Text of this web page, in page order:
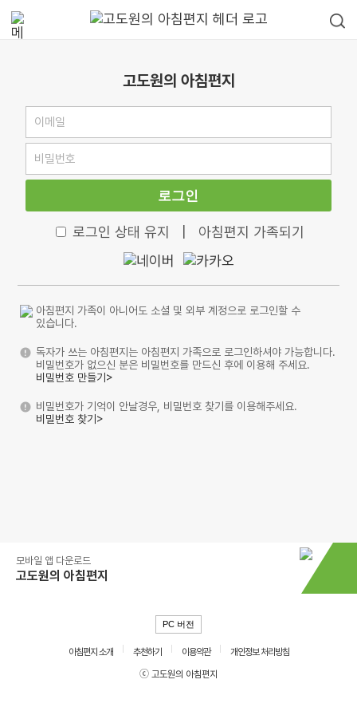
고도원의 아침편지
로그인
로그인 상태 유지 아침편지 가족되기
아침편지 가족이 아니어도 소셜 및 외부 계정으로 로그인할 수
있습니다.
독자가 쓰는 아침편지는 아침편지 가족으로 로그인하셔야 가능합니다.
비밀번호가 없으신 분은 비밀번호를 만드신 후에 이용해 주세요.
비밀번호 만들기>
비밀번호가 기억이 안날경우, 비밀번호 찾기를 이용해주세요.
비밀번호 찾기>
모바일 앱 다운로드
고도원의 아침편지
PC 버전
아침편지 소개 추천하기 이용약관
개인정보 처리방침
ⓒ 고도원의 아침편지